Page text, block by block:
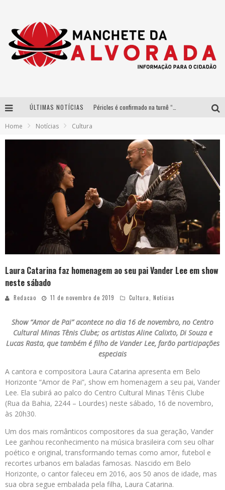
ÚLTIMAS NOTÍCIAS
Yan traz a turnê nacional do PagodYANdo para Belo Horizonte
Home Notícias Cultura
Laura Catarina faz homenagem ao seu pai Vander Lee em show
neste sábado
Redacao 11 de novembro de 2019 Cultura, Notícias
Show “Amor de Pai” acontece no dia 16 de novembro, no Centro
Cultural Minas Tênis Clube; os artistas Aline Calixto, Di Souza e
Lucas Rasta, que também é filho de Vander Lee, farão participações
especiais
A cantora e compositora Laura Catarina apresenta em Belo
Horizonte “Amor de Pai”, show em homenagem a seu pai, Vander
Lee. Ela subirá ao palco do Centro Cultural Minas Tênis Clube
(Rua da Bahia, 2244 – Lourdes) neste sábado, 16 de novembro,
às 20h30.
Um dos mais românticos compositores da sua geração, Vander
Lee ganhou reconhecimento na música brasileira com seu olhar
poético e original, transformando temas como amor, futebol e
recortes urbanos em baladas famosas. Nascido em Belo
Horizonte, o cantor faleceu em 2016, aos 50 anos de idade, mas
sua obra segue embalada pela filha, Laura Catarina.